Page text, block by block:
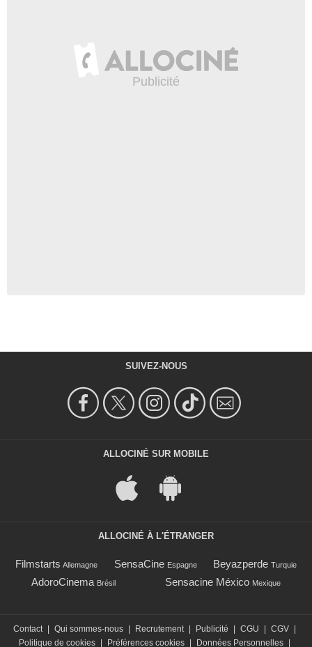
SUIVEZ-NOUS
ALLOCINÉ SUR MOBILE
ALLOCINÉ À L'ÉTRANGER
Filmstarts Allemagne SensaCine Espagne Beyazperde Turquie
AdoroCinema Brésil Sensacine México Mexique
Contact Qui sommes-nous Recrutement Publicité CGU CGV
Politique de cookies
Préférences cookies Données Personnelles